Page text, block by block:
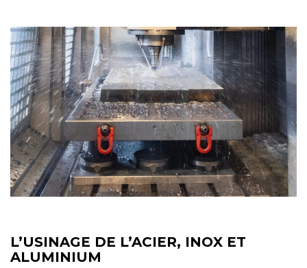
L’USINAGE DE L’ACIER, INOX ET
ALUMINIUM